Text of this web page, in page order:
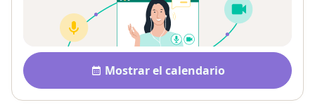
Disponibilidad
Mostrar el calendario